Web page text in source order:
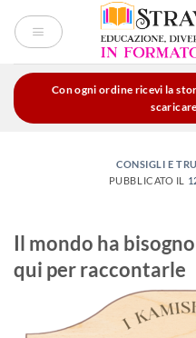
Con ogni ordine ricevi la
CONSIGLI E
PUBBLICATO IL
Il mondo ha
qui per raccontarle